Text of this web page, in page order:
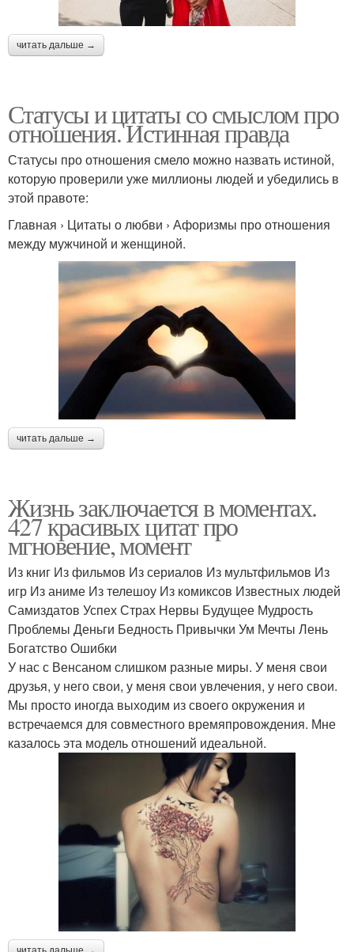
читать дальше →
Статусы и цитаты со смыслом про
отношения. Истинная правда
Статусы про отношения смело можно назвать истиной,
которую проверили уже миллионы людей и убедились в
этой правоте:
Главная › Цитаты о любви › Афоризмы про отношения
между мужчиной и женщиной.
читать дальше →
Жизнь заключается в моментах.
427 красивых цитат про
мгновение, момент
Из книг Из фильмов Из сериалов Из мультфильмов Из
игр Из аниме Из телешоу Из комиксов Известных людей
Самиздатов Успех Страх Нервы Будущее Мудрость
Проблемы Деньги Бедность Привычки Ум Мечты Лень
Богатство Ошибки
У нас с Венсаном слишком разные миры. У меня свои
друзья, у него свои, у меня свои увлечения, у него свои.
Мы просто иногда выходим из своего окружения и
встречаемся для совместного времяпровождения. Мне
казалось эта модель отношений идеальной.